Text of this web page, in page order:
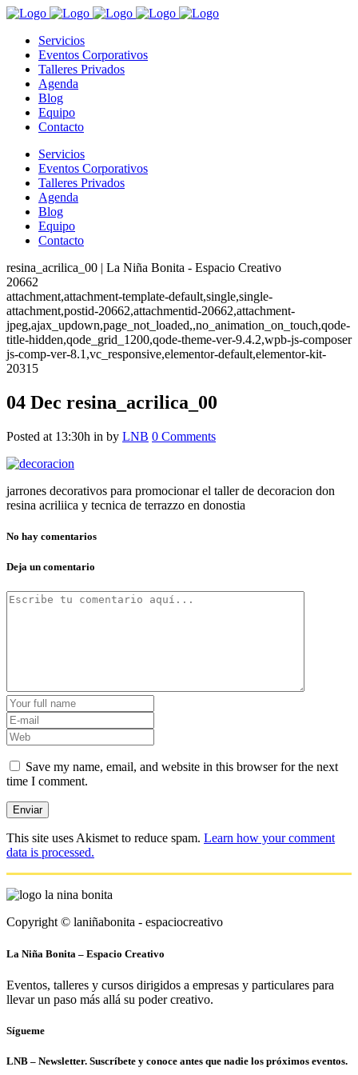
Servicios
Eventos Corporativos
Talleres Privados
Agenda
Blog
Equipo
Contacto
Servicios
Eventos Corporativos
Talleres Privados
Agenda
Blog
Equipo
Contacto
resina_acrilica_00 | La Niña Bonita - Espacio Creativo
20662
attachment,attachment-template-default,single,single-
attachment,postid-20662,attachmentid-20662,attachment-
jpeg,ajax_updown,page_not_loaded,,no_animation_on_touch,qode-
title-hidden,qode_grid_1200,qode-theme-ver-9.4.2,wpb-js-composer
js-comp-ver-8.1,vc_responsive,elementor-default,elementor-kit-
20315
04 Dec resina_acrilica_00
Posted at 13:30h in by LNB 0 Comments
jarrones decorativos para promocionar el taller de decoracion don
resina acriliica y tecnica de terrazzo en donostia
No hay comentarios
Deja un comentario
Save my name, email, and website in this browser for the next
time I comment.
This site uses Akismet to reduce spam. Learn how your comment
data is processed.
Copyright © laniñabonita - espaciocreativo
La Niña Bonita – Espacio Creativo
Eventos, talleres y cursos dirigidos a empresas y particulares para
llevar un paso más allá su poder creativo.
Sígueme
LNB – Newsletter. Suscríbete y conoce antes que nadie los próximos eventos.